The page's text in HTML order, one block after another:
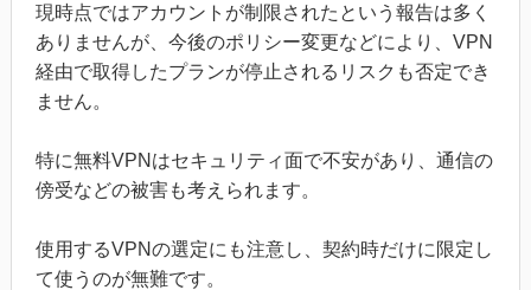
現時点ではアカウントが制限されたという報告は多く
ありませんが、今後のポリシー変更などにより、VPN
経由で取得したプランが停止されるリスクも否定でき
ません。
特に無料VPNはセキュリティ面で不安があり、通信の
傍受などの被害も考えられます。
使用するVPNの選定にも注意し、契約時だけに限定し
て使うのが無難です。